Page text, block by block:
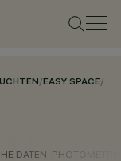
/EASY SPACE/
DATEN